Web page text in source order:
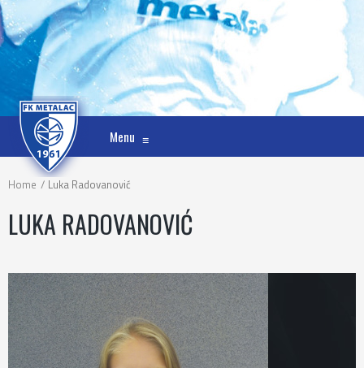
Menu ≡
Home Luka Radovanović
LUKA RADOVANOVIĆ